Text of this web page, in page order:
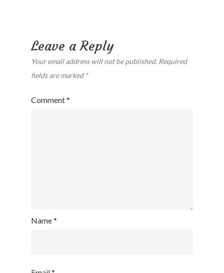
Leave a Reply
Your email address will not be published. Required
fields are marked *
Comment*
Name*